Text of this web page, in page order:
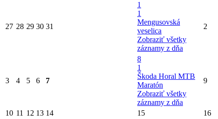
27 28 29 30 31
1
1
Mengusovská
veselica
Zobraziť všetky
záznamy z dňa
2
3 4 5 6 7
8
1
Škoda Horal MTB
Maratón
Zobraziť všetky
záznamy z dňa
9
10 11 12 13 14 15
16